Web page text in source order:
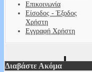
Επικοινωνία
Είσοδος - Έξοδος
Χρήστη
Εγγραφή Χρήστη
Διαβάστε Ακόμα